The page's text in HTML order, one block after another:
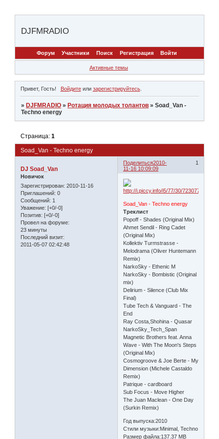
DJFMRADIO
Форум Участники Поиск Регистрация Войти
Активные темы
Привет, Гость! Войдитеили зарегистрируйтесь.
» DJFMRADIO » Ротация молодых толантов »Soad_Van -
Techno energy
Soad_Van - Techno energy
Страница:1
Поделиться 1
2010-
11-16 10:09:09
DJ Soad_Van
Новичок
Зарегистрирован: 2010-11-16
Приглашений: 0
Сообщений: 1
Уважение: [+0/-0]
Позитив: [+0/-0]
Провел на форуме:
23 минуты
Последний визит:
2011-05-07 02:42:48
Soad_Van - Techno energy
Треклист
Popoff - Shades (Original Mix)
Ahmet Sendil - Ring Cadet
(Original Mix)
Kollektiv Turmstrasse -
Melodrama (Oliver Huntemann
Remix)
NarkoSky - Ethenic M
NarkoSky - Bombistic (Original
mix)
Delirium - Silence (Club Mix
Final)
Tube Tech & Vanguard - The
End
Ray Costa,Shohina - Quasar
NarkoSky_Tech_Span
Magnetic Brothers feat. Anna
Wave - With The Moon's Steps
(Original Mix)
Cosmogroove & Joe Berte - My
Dimension (Michele Castaldo
Remix)
Patrique - cardboard
Sub Focus - Move Higher
The Juan Maclean - One Day
(Surkin Remix)
Год выпуска:2010
Стили музыки:Minimal, Techno
Размер файла:137.37 MB